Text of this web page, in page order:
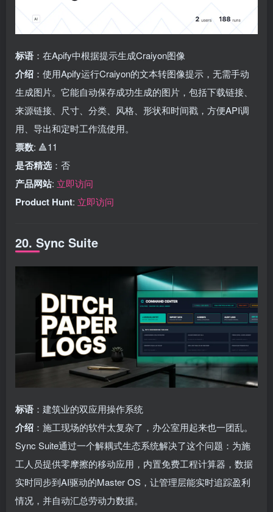
标语 ：在Apify中根据提示生成Craiyon图像
介绍 ：使用Apify运行Craiyon的文本转图像提示，无需手动
生成图片。它能自动保存成功生成的图片，包括下载链接、
来源链接、尺寸、分类、风格、形状和时间戳，方便API调
用、导出和定时工作流使用。
票数: 🔺11
是否精选 ：否
产品网站: 立即访问
Product Hunt: 立即访问
20. Sync Suite
标语 ：建筑业的双应用操作系统
介绍 ：施工现场的软件太复杂了，办公室用起来也一团乱。
Sync Suite通过一个解耦式生态系统解决了这个问题：为施
工人员提供零摩擦的移动应用，内置免费工程计算器，数据
实时同步到AI驱动的Master OS，让管理层能实时追踪盈利
情况，并自动汇总劳动力数据。